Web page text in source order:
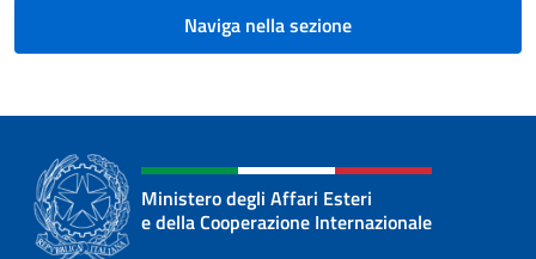
Naviga nella sezione
Ministero degli Affari Esteri
e della Cooperazione Internazionale